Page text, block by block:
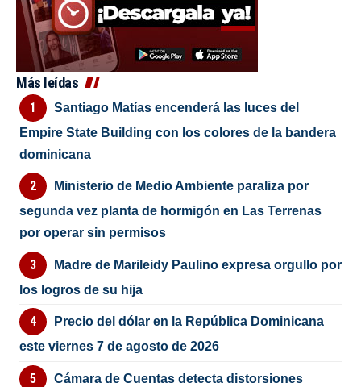
Más leídas
Santiago Matías encenderá las luces del
Empire State Building con los colores de la bandera
dominicana
Ministerio de Medio Ambiente paraliza por
segunda vez planta de hormigón en Las Terrenas
por operar sin permisos
Madre de Marileidy Paulino expresa orgullo por
los logros de su hija
Precio del dólar en la República Dominicana
este viernes 7 de agosto de 2026
Cámara de Cuentas detecta distorsiones